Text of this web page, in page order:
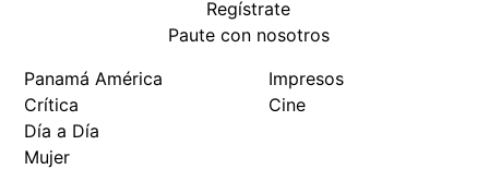
Regístrate
Paute con nosotros
Panamá América
Crítica
Día a Día
Mujer
Impresos
Cine